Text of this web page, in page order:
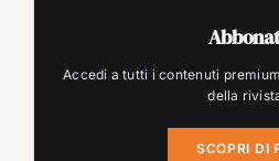
Accedi a tutti i contenuti
della
SCOPRI DI